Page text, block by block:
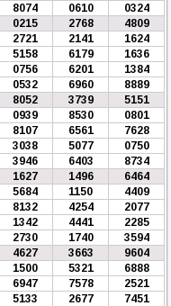
8074 0610
0324
0215 2768
4809
2721 2141
1624
5158 6179
1636
0756 6201
1384
0532 6960
8889
8052 3739
5151
0939 8530
0801
8107 6561
7628
3038 5077
0750
3946 6403
8734
1627 1496
6464
5684 1150
4409
8132 4254
2077
1342 4441
2285
2730 1740
3594
4627 3663
9604
1500 5321
6888
6947 7578
2521
5133 2677
7451